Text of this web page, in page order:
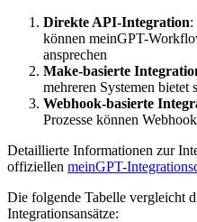
Direkte API-Integration:
können meinGPT-
ansprechen
Make-basierte
mehreren Systemen
Webhook-basierte
Prozesse können
Detaillierte Informationen zur
offiziellen meinGPT-
Die folgende Tabelle vergleicht
Integrationsansätze: